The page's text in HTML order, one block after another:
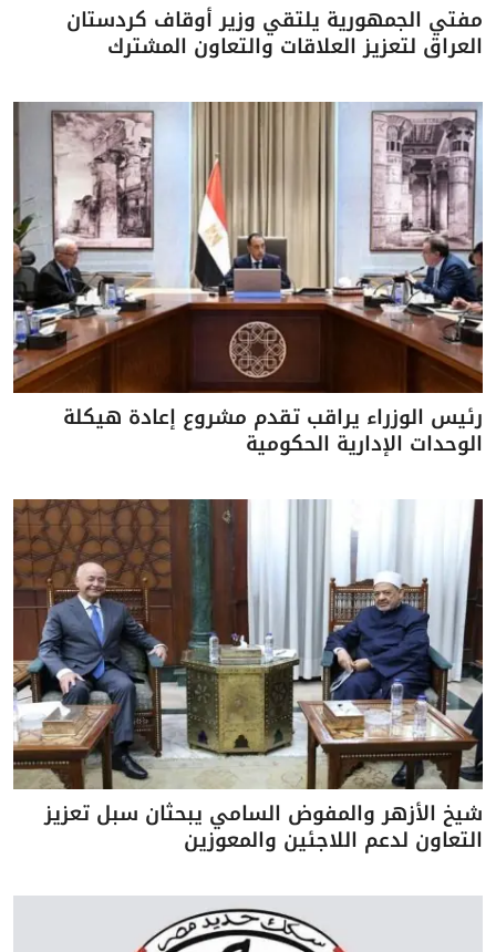
مفتي الجمهورية يلتقي وزير أوقاف كردستان
العراق لتعزيز العلاقات والتعاون المشترك
رئيس الوزراء يراقب تقدم مشروع إعادة هيكلة
الوحدات الإدارية الحكومية
شيخ الأزهر والمفوض السامي يبحثان سبل تعزيز
التعاون لدعم اللاجئين والمعوزين